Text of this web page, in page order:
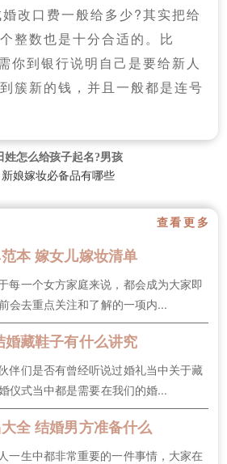
口费一般给多少?其实把给
整数也是十分合适的。比
你到银行说明自己是要给新人
簇新的钱，并且一般都是连号
姓怎么给孩子起名?男孩
娘嫁妆必备品有哪些
查看更多
本 嫁女儿嫁妆清单
每一个女方家庭来说，都会成为大家即
会去重点关注和了解的一项内...
藏鞋子有什么讲究
伴们是否有曾经听说过婚礼当中关于藏
仪式当中都是需要在我们的婚...
全 结婚男方准备什么
一生中都非常重要的一件事情，大家在